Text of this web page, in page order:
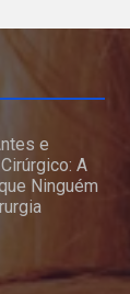
e
A
Ninguém